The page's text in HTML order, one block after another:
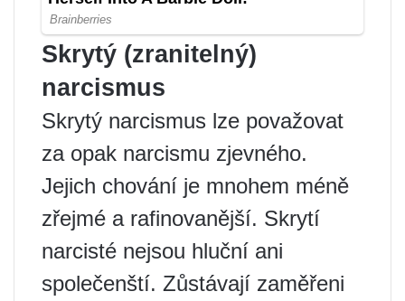
Skrytý (zranitelný)
narcismus
Skrytý narcismus lze považovat
za opak narcismu zjevného.
Jejich chování je mnohem méně
zřejmé a rafinovanější. Skrytí
narcisté nejsou hluční ani
společenští. Zůstávají zaměřeni